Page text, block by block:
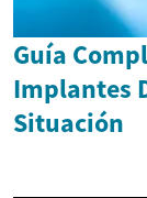
Guía
Implantes
Situación